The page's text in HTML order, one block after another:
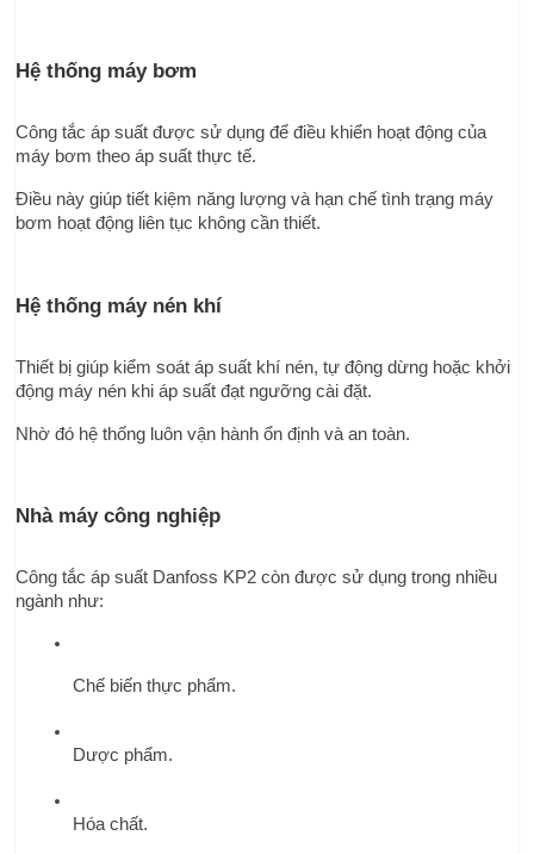
Hệ thống máy bơm
Công tắc áp suất được sử dụng để điều khiển hoạt động của
máy bơm theo áp suất thực tế.
Điều này giúp tiết kiệm năng lượng và hạn chế tình trạng máy
bơm hoạt động liên tục không cần thiết.
Hệ thống máy nén khí
Thiết bị giúp kiểm soát áp suất khí nén, tự động dừng hoặc khởi
động máy nén khi áp suất đạt ngưỡng cài đặt.
Nhờ đó hệ thống luôn vận hành ổn định và an toàn.
Nhà máy công nghiệp
Công tắc áp suất Danfoss KP2 còn được sử dụng trong nhiều
ngành như:
Chế biến thực phẩm.
Dược phẩm.
Hóa chất.